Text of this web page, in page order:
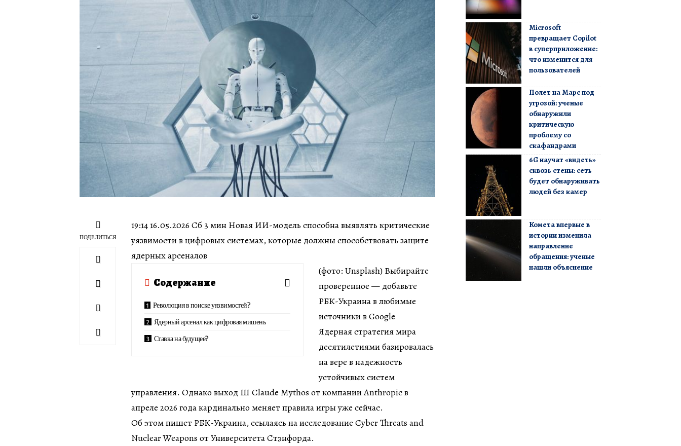
ПОДЕЛИТЬСЯ
19:14 16.05.2026 Сб 3 мин Новая ИИ-модель способна выявлять критические
уязвимости в цифровых системах, которые должны способствовать защите
ядерных арсеналов
Содержание
Революция в поиске уязвимостей?
Ядерный арсенал как цифровая мишень
Ставка на будущее?
(фото: Unsplash) Выбирайте
проверенное — добавьте
РБК-Украина в любимые
источники в Google
Ядерная стратегия мира
десятилетиями базировалась
на вере в надежность
устойчивых систем
управления. Однако выход Ш Claude Mythos от компании Anthropic в
апреле 2026 года кардинально меняет правила игры уже сейчас.
Об этом пишет РБК-Украина, ссылаясь на исследование Cyber Threats and
Nuclear Weapons от Университета Стэнфорда.
Microsoft
превращает Copilot
в суперприложение:
что изменится для
пользователей
Полет на Марс под
угрозой: ученые
обнаружили
критическую
проблему со
скафандрами
6G научат «видеть»
сквозь стены: сеть
будет обнаруживать
людей без камер
Комета впервые в
истории изменила
направление
обращения: ученые
нашли объяснение